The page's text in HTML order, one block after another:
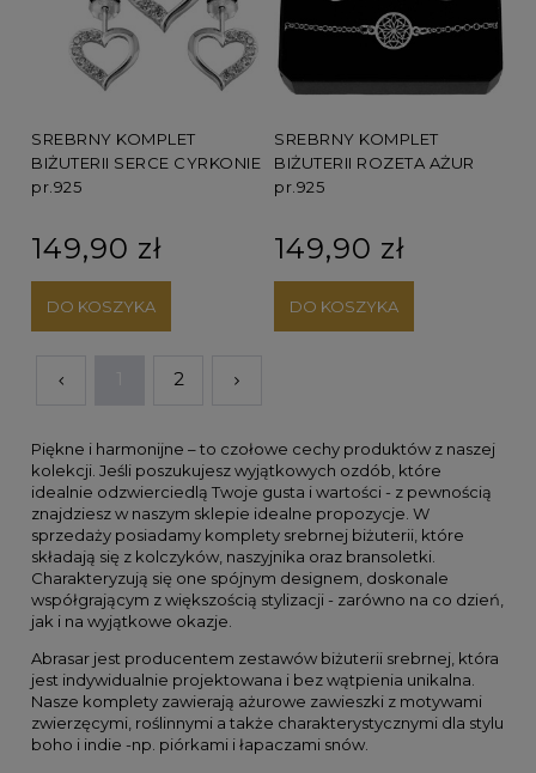
SREBRNY KOMPLET
BIŻUTERII SERCE CYRKONIE
pr.925
149,90 zł
DO KOSZYKA
SREBRNY KOMPLET
BIŻUTERII ROZETA AŻUR
pr.925
149,90 zł
DO KOSZYKA
2
Piękne i harmonijne – to czołowe cechy produktów z naszej
kolekcji. Jeśli poszukujesz wyjątkowych ozdób, które
idealnie odzwierciedlą Twoje gusta i wartości - z pewnością
znajdziesz w naszym sklepie idealne propozycje. W
sprzedaży posiadamy komplety srebrnej biżuterii, które
składają się z kolczyków, naszyjnika oraz bransoletki.
Charakteryzują się one spójnym designem, doskonale
współgrającym z większością stylizacji - zarówno na co dzień,
jak i na wyjątkowe okazje.
Abrasar jest producentem zestawów biżuterii srebrnej, która
jest indywidualnie projektowana i bez wątpienia unikalna.
Nasze komplety zawierają ażurowe zawieszki z motywami
zwierzęcymi, roślinnymi a także charakterystycznymi dla stylu
boho i indie -np. piórkami i łapaczami snów.